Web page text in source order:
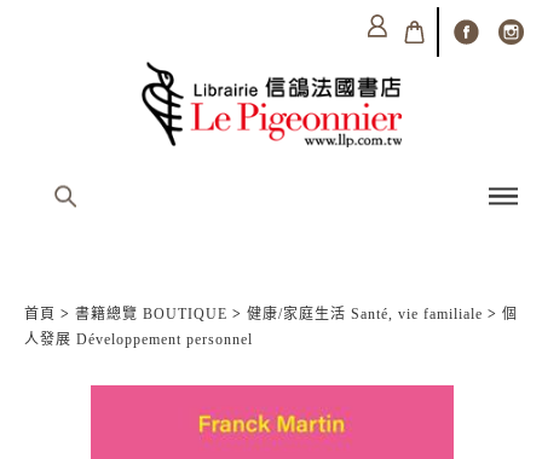
首頁 > 書籍總覽 BOUTIQUE > 健康/家庭生活 Santé, vie familiale > 個
人發展 Développement personnel